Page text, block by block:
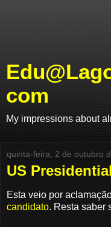
com
My impressions about
quinta-feira, 2 de outubro
US
Esta veio por
candidato. Resta saber